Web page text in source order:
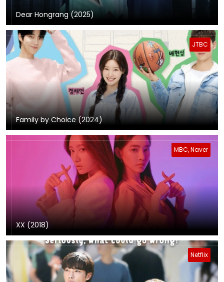
Dear Hongrang (2025)
JTBC
Family by Choice (2024)
MBC, Naver
XX (2018)
Netflix